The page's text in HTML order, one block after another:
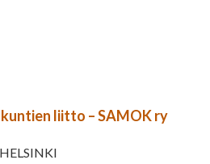
liitto – SAMOK ry